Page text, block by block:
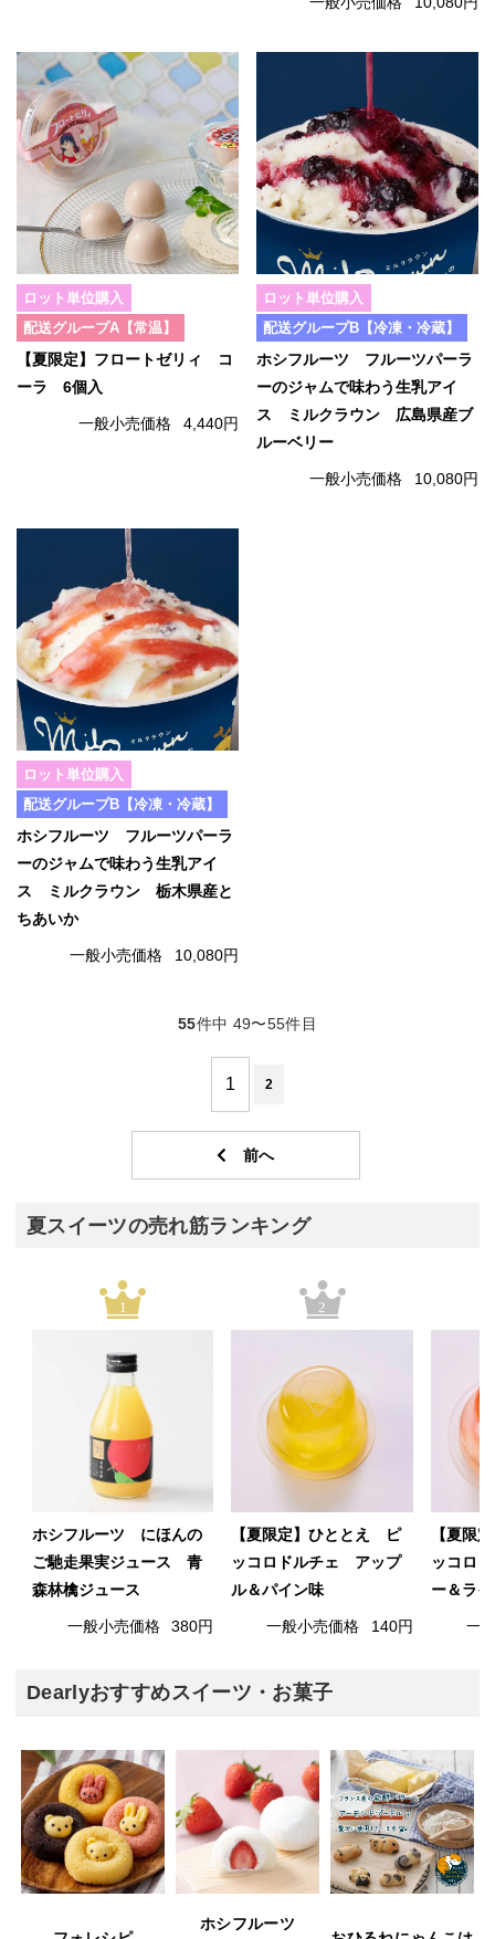
ロット単位購入
配送グループA【常温】
【夏限定】フロートゼリィ コ
ーラ 6個入
一般小売価格 4,440円
ロット単位購入
配送グループB【冷凍・冷蔵】
ホシフルーツ フルーツパーラ
ーのジャムで味わう生乳アイ
ス ミルクラウン 広島県産ブ
ルーベリー
一般小売価格 10,080円
ロット単位購入
配送グループB【冷凍・冷蔵】
ホシフルーツ フルーツパーラ
ーのジャムで味わう生乳アイ
ス ミルクラウン 栃木県産と
ちあいか
一般小売価格 10,080円
55件中 49〜55件目
1 2
夏スイーツの売れ筋ランキング
1
ホシフルーツ にほんの
ご馳走果実ジュース 青
森林檎ジュース
一般小売価格 380円
2
【夏限定】ひととえ ピ
ッコロドルチェ アップ
ル＆パイン味
一般小売価格 140円
【夏限
ッコロ
ー＆ラ
一
Dearlyおすすめスイーツ・お菓子
ホシフルーツ